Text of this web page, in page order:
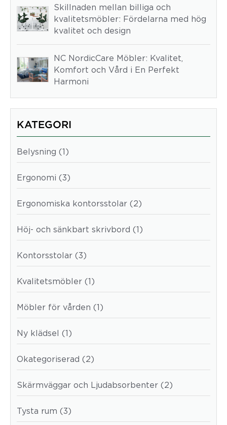
Skillnaden mellan billiga och
kvalitetsmöbler: Fördelarna med hög
kvalitet och design
NC NordicCare Möbler: Kvalitet,
Komfort och Vård i En Perfekt
Harmoni
KATEGORI
Belysning (1)
Ergonomi (3)
Ergonomiska kontorsstolar (2)
Höj- och sänkbart skrivbord (1)
Kontorsstolar (3)
Kvalitetsmöbler (1)
Möbler för vården (1)
Ny klädsel (1)
Okategoriserad (2)
Skärmväggar och Ljudabsorbenter (2)
Tysta rum (3)